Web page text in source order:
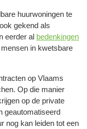
huurwoningen te
gekend als
eerder al bedenkingen
in kwetsbare
op Vlaams
Op die manier
op de private
geautomatiseerd
nog kan leiden tot een